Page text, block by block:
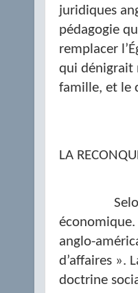
juridiques
pédagogie
remplacer
qui dénigrait
famille, et le
LA
économique.
anglo-
d’affaires ».
doctrine